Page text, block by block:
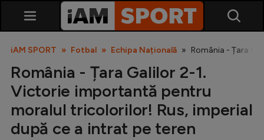
iAM SPORT Fotbal Echipa Națională România - Țara
România - Țara Galilor 2-1.
Victorie importantă pentru
moralul tricolorilor! Rus, imperial
după ce a intrat pe teren